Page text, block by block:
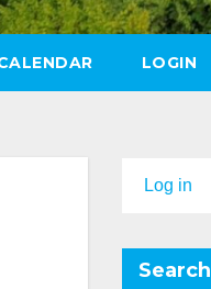
LOGIN
Log in
Search